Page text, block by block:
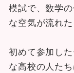
模試で、数学
な空気が流れ
初めて参加し
な高校の人た